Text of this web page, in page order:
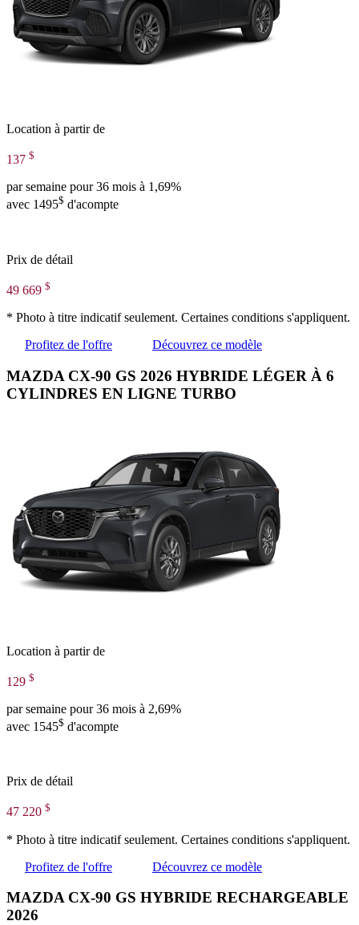
Location à partir de
137 $
par semaine pour 36 mois à 1,69%
avec 1495$ d'acompte
Prix de détail
49 669 $
* Photo à titre indicatif seulement. Certaines conditions s'appliquent.
Profitez de l'offre
Découvrez ce modèle
MAZDA CX-90 GS 2026 HYBRIDE LÉGER À 6
CYLINDRES EN LIGNE TURBO
Location à partir de
129 $
par semaine pour 36 mois à 2,69%
avec 1545$ d'acompte
Prix de détail
47 220 $
* Photo à titre indicatif seulement. Certaines conditions s'appliquent.
Profitez de l'offre
Découvrez ce modèle
MAZDA CX-90 GS HYBRIDE RECHARGEABLE
2026